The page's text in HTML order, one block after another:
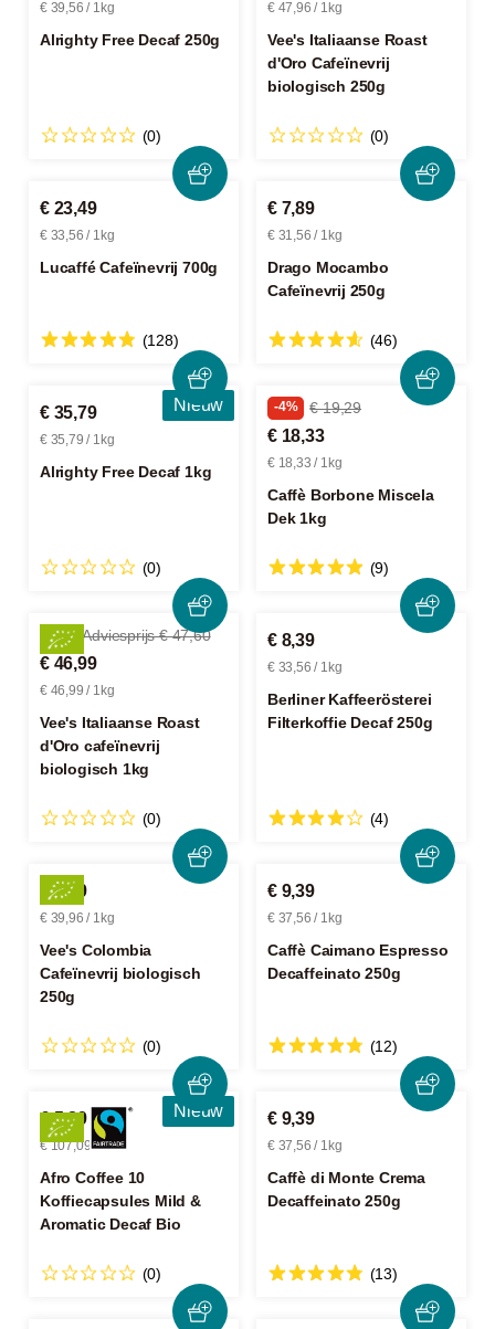
€ 39,56 / 1kg
Alrighty Free Decaf 250g
(0)
€ 47,96 / 1kg
Vee's Italiaanse Roast
d'Oro Cafeïnevrij
biologisch 250g
(0)
€ 23,49
€ 33,56 / 1kg
Lucaffé Cafeïnevrij 700g
(128)
€ 7,89
€ 31,56 / 1kg
Drago Mocambo
Cafeïnevrij 250g
(46)
Nieuw
€ 35,79
€ 35,79 / 1kg
Alrighty Free Decaf 1kg
(0)
-4% € 19,29
€ 18,33
€ 18,33 / 1kg
Caffè Borbone Miscela
Dek 1kg
(9)
-1% Adviesprijs € 47,60
€ 46,99
€ 46,99 / 1kg
Vee's Italiaanse Roast
d'Oro cafeïnevrij
biologisch 1kg
(0)
€ 8,39
€ 33,56 / 1kg
Berliner Kaffeerösterei
Filterkoffie Decaf 250g
(4)
€ 9,99
€ 39,96 / 1kg
Vee's Colombia
Cafeïnevrij biologisch
250g
(0)
€ 9,39
€ 37,56 / 1kg
Caffè Caimano Espresso
Decaffeinato 250g
(12)
Nieuw
€ 5,89
€ 107,09 / 1kg
Afro Coffee 10
Koffiecapsules Mild &
Aromatic Decaf Bio
(0)
€ 9,39
€ 37,56 / 1kg
Caffè di Monte Crema
Decaffeinato 250g
(13)